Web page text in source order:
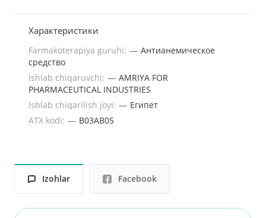
Характеристики
Farmakoterapiya guruhi: — Антианемическое
средство
Ishlab chiqaruvchi: — AMRIYA FOR
PHARMACEUTICAL INDUSTRIES
Ishlab chiqarilish joyi: — Египет
ATX kodi: — B03AB05
Izohlar Facebook